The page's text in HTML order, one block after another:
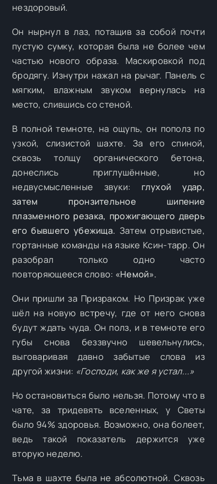
нездоровый.
Он нырнул в лаз, потащив за собой почти
пустую сумку, которая была не более чем
частью нового образа. Маскировкой под
бродягу. Изнутри нажал на рычаг. Панель с
мягким, влажным звуком вернулась на
место, слившись со стеной.
В полной темноте, на ощупь, он пополз по
узкой, слизистой шахте. За его спиной,
сквозь толщу органического бетона,
донеслись приглушённые, но
недвусмысленные звуки: глухой удар,
затем пронзительное шипение
плазменного резака, прожигающего дверь
его бывшего убежища. Затем отрывистые,
гортанные команды на языке Ксин-тарр. Он
разобрал только одно часто
повторяющееся слово: «Немой».
Они пришли за Призраком. Но Призрак уже
шёл на новую встречу, где от него снова
будут ждать чуда. Он полз, и в темноте его
губы снова беззвучно шевельнулись,
выговаривая давно забытые слова из
другой жизни: «Господи, как же я устал...»
Но остановиться было нельзя. Потому что в
чате, за тридевять вселенных, у Светы
было 94% здоровья. Возможно, она болеет,
ведь такой показатель держится уже
вторую неделю.
Тьма в шахте была не абсолютной. Сквозь